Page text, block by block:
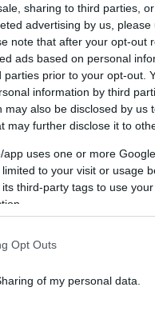
sharing to third parties,
advertising by us,
note that after your opt-out
ads based on personal
parties prior to your opt-out.
information by third
may also be disclosed by us
may further disclose it to
uses one or more
to your visit or usage
third-party tags to use
Opt Outs
of my personal data.